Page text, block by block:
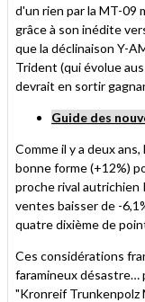
d'un rien par la MT-09
grâce à son inédite
que la déclinaison Y-
Trident (qui évolue
devrait en sortir
Guide des
Comme il y a deux
bonne forme (+12%)
proche rival autrichien
ventes baisser de -
quatre dixième de
Ces considérations
faramineux désastre…
"Kronreif